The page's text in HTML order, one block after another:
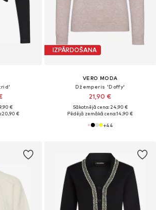
€
20,90 €
IZPĀRDOŠANA
VERO MODA
Džemperis 'Doffy'
21,90 €
Sākotnējā cena: 24,90 €
Pēdējā zemākā cena:14,90 €
+44